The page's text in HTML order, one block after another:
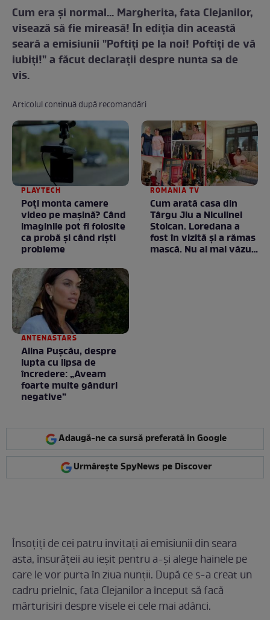
Cum era şi normal... Margherita, fata Clejanilor,
visează să fie mireasă! În ediţia din această
seară a emisiunii "Poftiţi pe la noi! Poftiţi de vă
iubiţi!" a făcut declaraţii despre nunta sa de
vis.
Articolul continuă după recomandări
PLAYTECH
Poți monta camere
video pe mașină? Când
imaginile pot fi folosite
ca probă și când riști
probleme
ROMANIA TV
Cum arată casa din
Târgu Jiu a Niculinei
Stoican. Loredana a
fost în vizită și a rămas
mască. Nu ai mai văzut
ANTENASTARS
Alina Pușcău, despre
lupta cu lipsa de
încredere: „Aveam
foarte multe gânduri
negative”
Adaugă-ne ca sursă preferată în Google
Urmărește SpyNews pe Discover
Însoţiţi de cei patru invitaţi ai emisiunii din seara
asta, însurăţeii au ieşit pentru a-şi alege hainele pe
care le vor purta în ziua nunţii. După ce s-a creat un
cadru prielnic, fata Clejanilor a început să facă
mărturisiri despre visele ei cele mai adânci.